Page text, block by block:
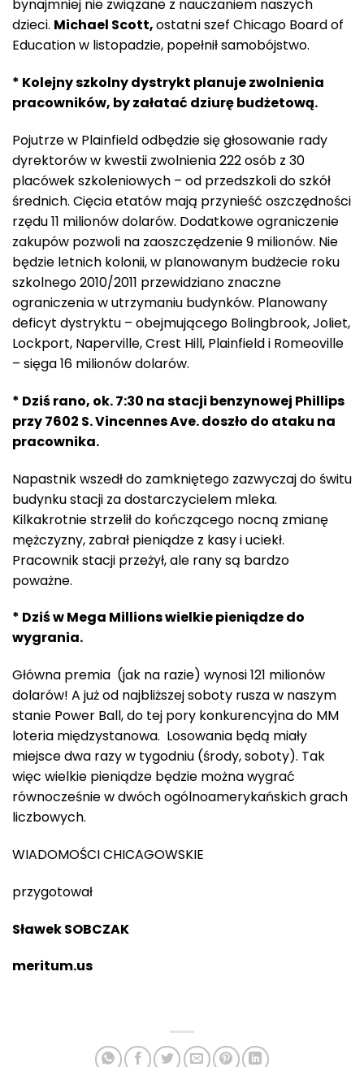
bynajmniej nie związane z nauczaniem naszych
dzieci. Michael Scott,ostatni szef Chicago Board of
Education w listopadzie, popełnił samobójstwo.
* Kolejny szkolny dystrykt planuje zwolnienia
pracowników, by załatać dziurę budżetową.
Pojutrze w Plainfield odbędzie się głosowanie rady
dyrektorów w kwestii zwolnienia 222 osób z 30
placówek szkoleniowych – od przedszkoli do szkół
średnich. Cięcia etatów mają przynieść oszczędności
rzędu 11 milionów dolarów. Dodatkowe ograniczenie
zakupów pozwoli na zaoszczędzenie 9 milionów. Nie
będzie letnich kolonii, w planowanym budżecie roku
szkolnego 2010/2011 przewidziano znaczne
ograniczenia w utrzymaniu budynków. Planowany
deficyt dystryktu – obejmującego Bolingbrook, Joliet,
Lockport, Naperville, Crest Hill, Plainfield i Romeoville
– sięga 16 milionów dolarów.
* Dziś rano, ok. 7:30 na stacji benzynowej Phillips
przy 7602 S. Vincennes Ave. doszło do ataku na
pracownika.
Napastnik wszedł do zamkniętego zazwyczaj do świtu
budynku stacji za dostarczycielem mleka.
Kilkakrotnie strzelił do kończącego nocną zmianę
mężczyzny, zabrał pieniądze z kasy i uciekł.
Pracownik stacji przeżył, ale rany są bardzo
poważne.
* Dziś w Mega Millions wielkie pieniądze do
wygrania.
Główna premia (jak na razie) wynosi 121 milionów
dolarów! A już od najbliższej soboty rusza w naszym
stanie Power Ball, do tej pory konkurencyjna do MM
loteria międzystanowa. Losowania będą miały
miejsce dwa razy w tygodniu (środy, soboty). Tak
więc wielkie pieniądze będzie można wygrać
równocześnie w dwóch ogólnoamerykańskich grach
liczbowych.
WIADOMOŚCI CHICAGOWSKIE
przygotował
Sławek SOBCZAK
meritum.us